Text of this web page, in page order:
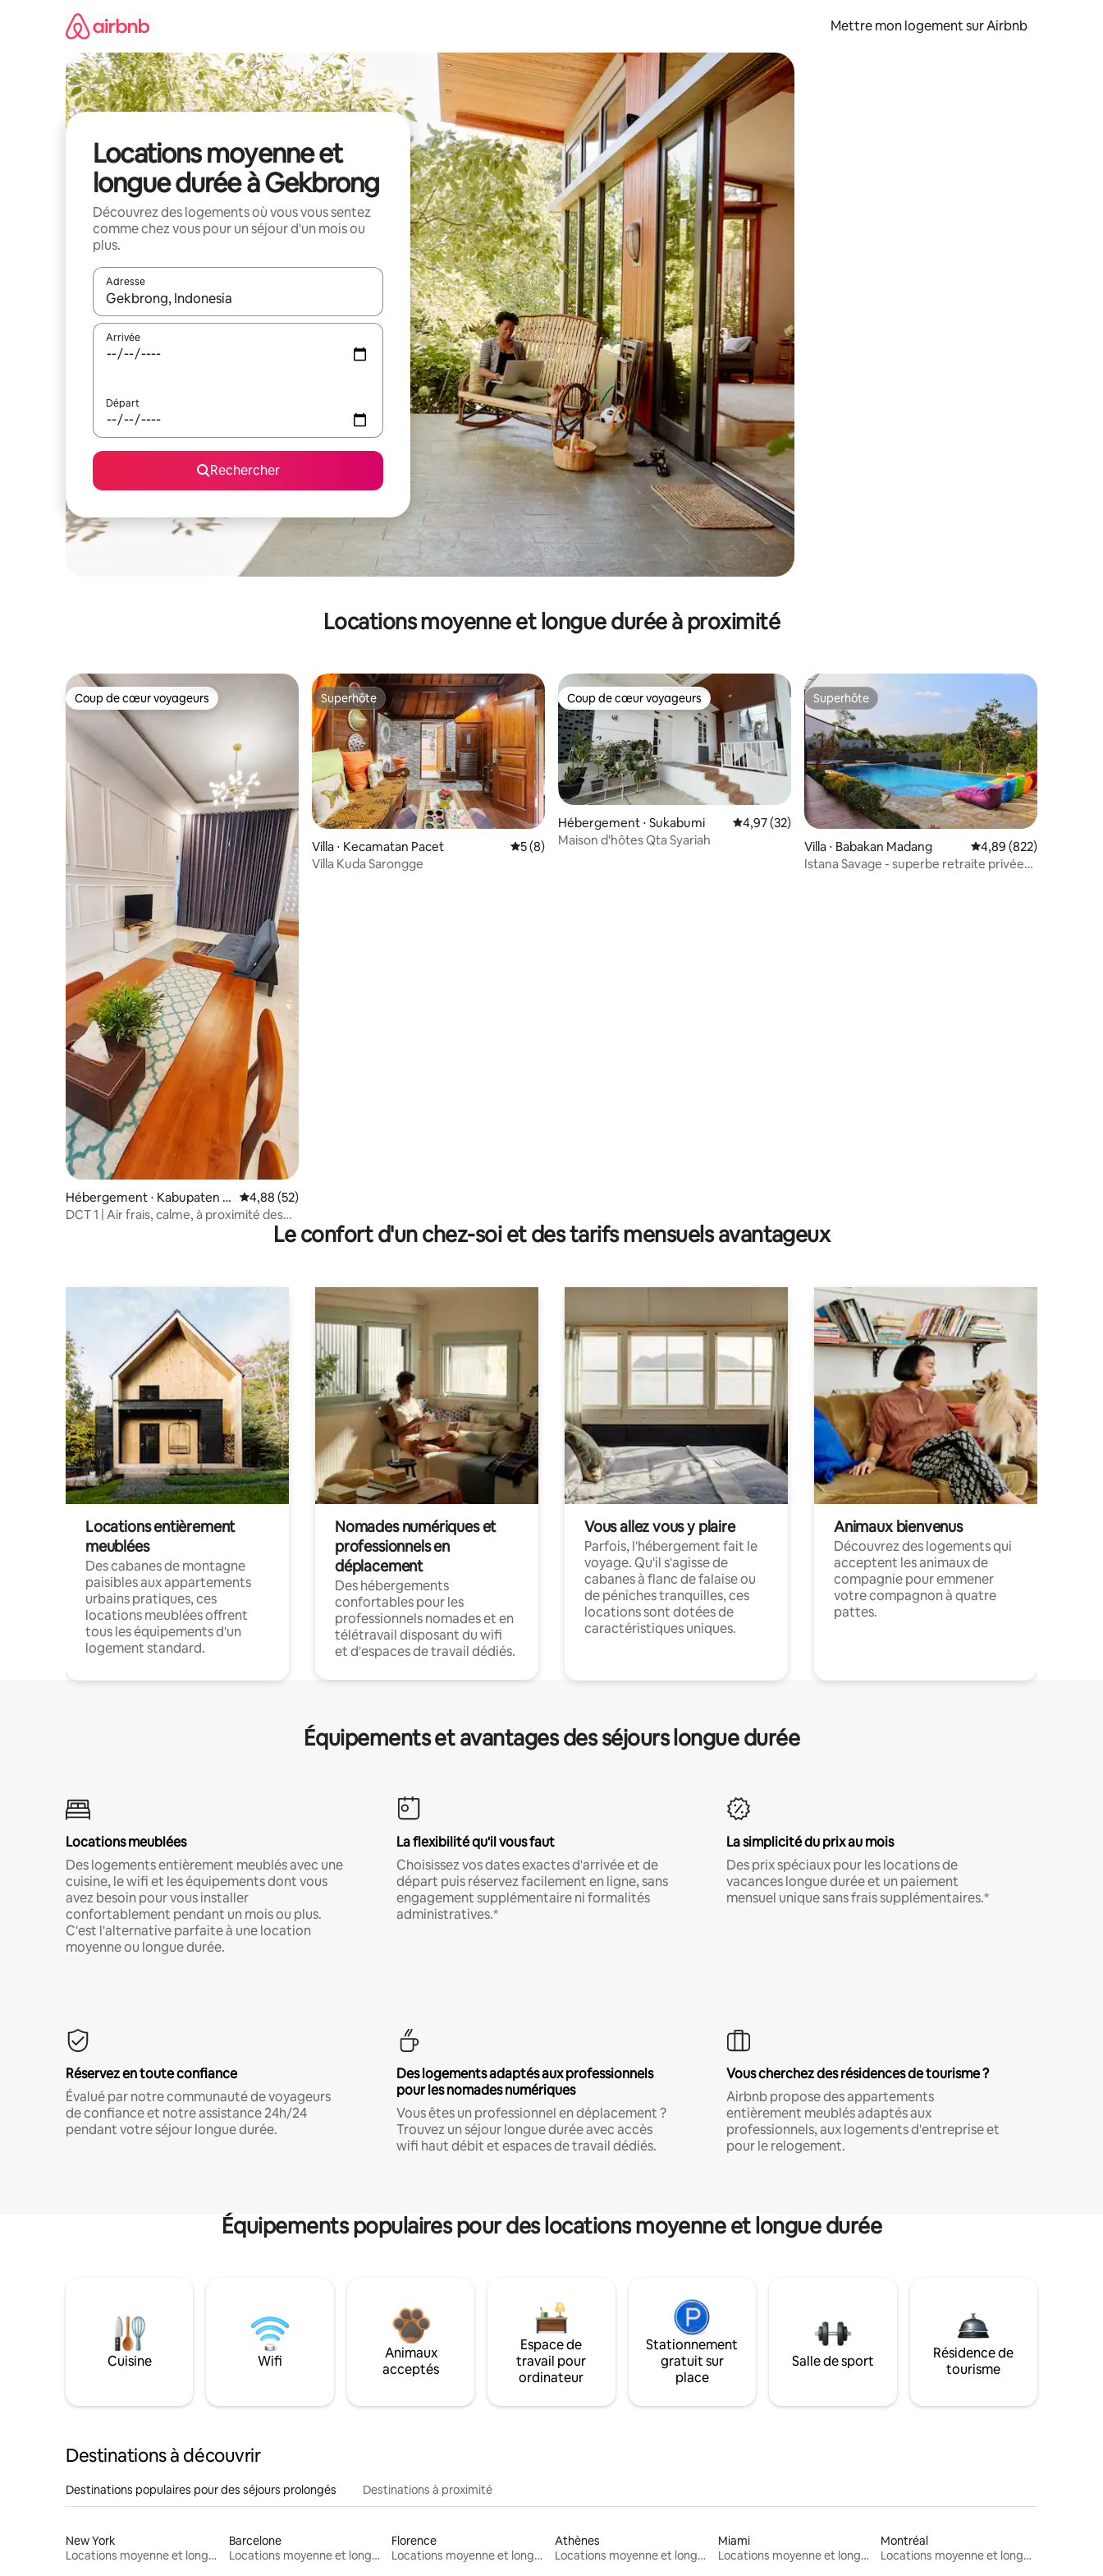
Mettre mon logement sur Airbnb
Locations moyenne et
longue durée à Gekbrong
Découvrez des logements où vous vous sentez
comme chez vous pour un séjour d'un mois ou
plus.
Adresse
Lorsque les résultats s'affichent, utilisez les flèches vers le haut et vers le bas pour les parcourir ou en appuyant et en faisant glisser.
Arrivée
Départ
Rechercher
Locations moyenne et longue durée à proximité
Coup de cœur voyageurs
Coup de cœur voyageurs
Hébergement ⋅ Kabupaten S
ukabumi
Évaluation moyenne sur la base de 52 commentaires : 4,88 sur 5
4,88 (52)
DCT 1 | Air frais, calme, à proximité des
Superhôte
Superhôte
Villa ⋅ Kecamatan Pacet Évaluation moyenne sur la base de 8 commentaires : 5 sur 5
5 (8)
Villa Kuda Sarongge
Coup de cœur voyageurs
Coup de cœur voyageurs
Hébergement ⋅ Sukabumi Évaluation moyenne sur la base de 32 commentaires : 4,97 sur 5
4,97 (32)
Maison d'hôtes Qta Syariah
Superhôte
Superhôte
Villa ⋅ Babakan Madang Évaluation moyenne
4,89 (822)
Istana Savage - superbe retraite privée
Le confort d'un chez-soi et des tarifs mensuels avantageux
Locations entièrement
meublées
Des cabanes de montagne
paisibles aux appartements
urbains pratiques, ces
locations meublées offrent
tous les équipements d'un
logement standard.
Nomades numériques et
professionnels en
déplacement
Des hébergements
confortables pour les
professionnels nomades et en
télétravail disposant du wifi
et d'espaces de travail dédiés.
Vous allez vous y plaire
Parfois, l'hébergement fait le
voyage. Qu'il s'agisse de
cabanes à flanc de falaise ou
de péniches tranquilles, ces
locations sont dotées de
caractéristiques uniques.
Animaux bienvenus
Découvrez des logements qui
acceptent les animaux de
compagnie pour emmener
votre compagnon à quatre
pattes.
Équipements et avantages des séjours longue durée
Locations meublées
Des logements entièrement meublés avec une
cuisine, le wifi et les équipements dont vous
avez besoin pour vous installer
confortablement pendant un mois ou plus.
C'est l'alternative parfaite à une location
moyenne ou longue durée.
La flexibilité qu'il vous faut
Choisissez vos dates exactes d'arrivée et de
départ puis réservez facilement en ligne, sans
engagement supplémentaire ni formalités
administratives.*
La simplicité du prix au mois
Des prix spéciaux pour les locations de
vacances longue durée et un paiement
mensuel unique sans frais supplémentaires.*
Réservez en toute confiance
Évalué par notre communauté de voyageurs
de confiance et notre assistance 24h/24
pendant votre séjour longue durée.
Des logements adaptés aux professionnels
pour les nomades numériques
Vous êtes un professionnel en déplacement ?
Trouvez un séjour longue durée avec accès
wifi haut débit et espaces de travail dédiés.
Vous cherchez des résidences de tourisme ?
Airbnb propose des appartements
entièrement meublés adaptés aux
professionnels, aux logements d'entreprise et
pour le relogement.
Équipements populaires pour des locations moyenne et longue durée
Cuisine Wifi
Animaux
acceptés
Espace de
travail pour
ordinateur
Stationnement
gratuit sur
place
Salle de sport
Résidence de
tourisme
Destinations à découvrir
Destinations populaires pour des séjours prolongés Destinations à proximité
New York
Locations moyenne et longue durée
Barcelone
Locations moyenne et longue durée
Florence
Locations moyenne et longue durée
Athènes
Locations moyenne et longue durée
Miami
Locations moyenne et longue durée
Montréal
Locations moyenne et longue durée